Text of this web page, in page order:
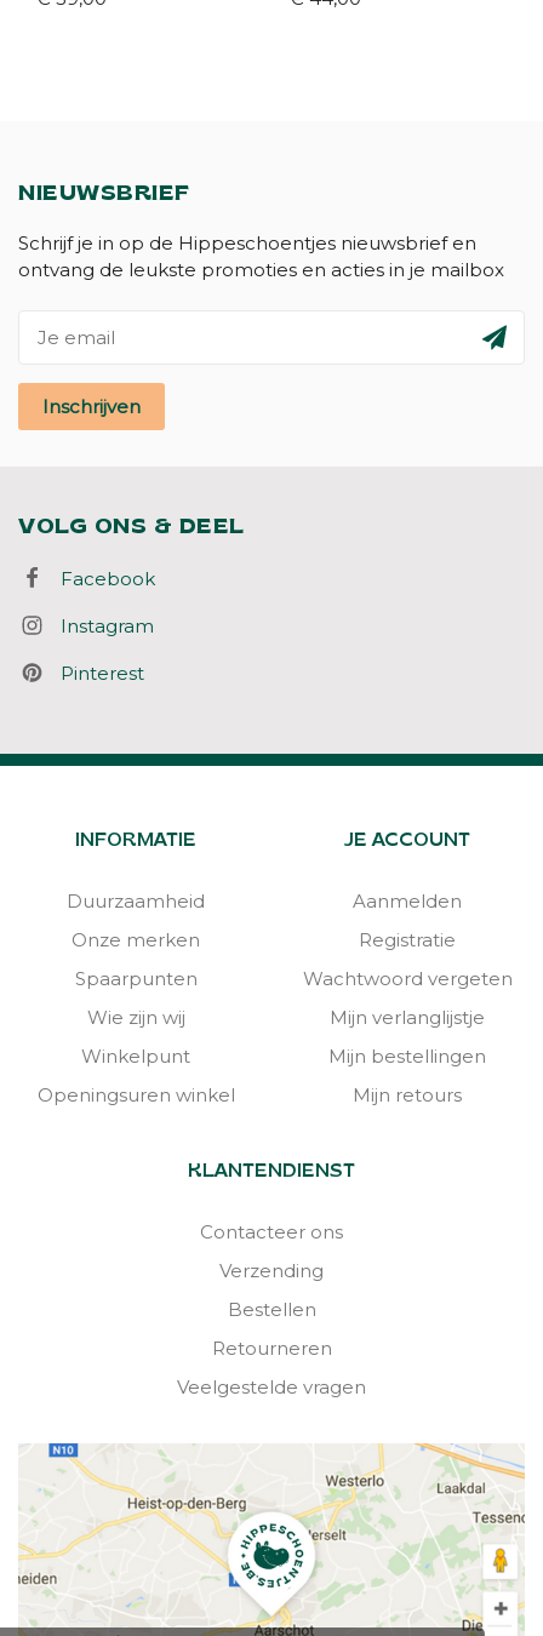
NIEUWSBRIEF
Schrijf je in op de Hippeschoentjes nieuwsbrief en
ontvang de leukste promoties en acties in je mailbox
Inschrijven
VOLG ONS & DEEL
Facebook
Instagram
Pinterest
INFORMATIE
Duurzaamheid
Onze merken
Spaarpunten
Wie zijn wij
Winkelpunt
Openingsuren winkel
JE ACCOUNT
Aanmelden
Registratie
Wachtwoord vergeten
Mijn verlanglijstje
Mijn bestellingen
Mijn retours
KLANTENDIENST
Contacteer ons
Verzending
Bestellen
Retourneren
Veelgestelde vragen